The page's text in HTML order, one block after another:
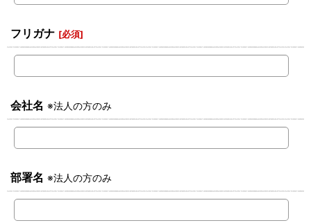
フリガナ [必須]
会社名 ※法人の方のみ
部署名 ※法人の方のみ